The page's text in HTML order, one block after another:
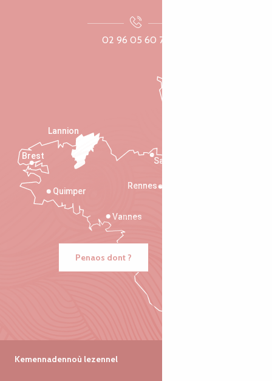
02 96 05 60 70
Saint-Malo
Rennes
Vannes
Quimper
Lannion
Brest
Penaos dont ?
Kemennadennoù lezennel